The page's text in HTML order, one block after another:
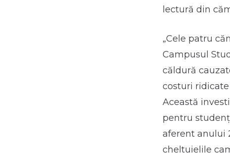
lectură din
„Cele patru
Campusul
căldură
costuri
Această
pentru
aferent anului
cheltuielile